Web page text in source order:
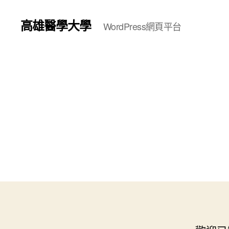
高雄醫學大學 WordPress網頁平台